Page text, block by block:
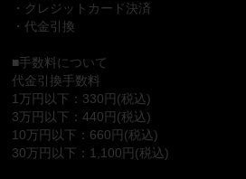
・クレジットカード決済
・代金引換
■手数料について
代金引換手数料
1万円以下：330円(税込)
3万円以下：440円(税込)
10万円以下：660円(税込)
30万円以下：1,100円(税込)